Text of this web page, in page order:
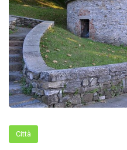
Città